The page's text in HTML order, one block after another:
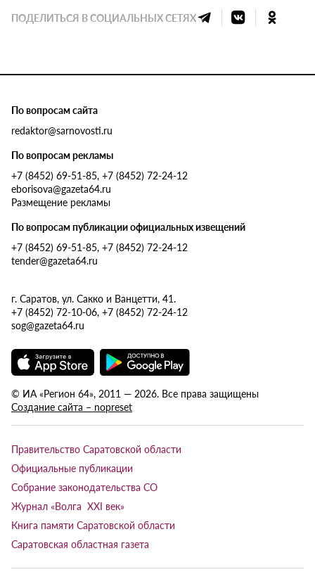
ПОДЕЛИТЬСЯ В СОЦИАЛЬНЫХ СЕТЯХ
По вопросам сайта
redaktor@sarnovosti.ru
По вопросам рекламы
+7 (8452) 69-51-85, +7 (8452) 72-24-12
eborisova@gazeta64.ru
Размещение рекламы
По вопросам публикации официальных извещений
+7 (8452) 69-51-85, +7 (8452) 72-24-12
tender@gazeta64.ru
г. Саратов, ул. Сакко и Ванцетти, 41.
+7 (8452) 72-10-06, +7 (8452) 72-24-12
sog@gazeta64.ru
© ИА «Регион 64», 2011 — 2026. Все права защищены
Создание сайта – nopreset
Правительство Саратовской области
Официальные публикации
Собрание законодательства СО
Журнал «Волга XXI век»
Книга памяти Саратовской области
Саратовская областная газета